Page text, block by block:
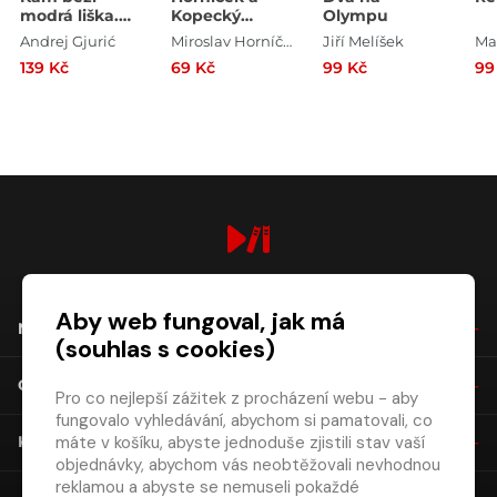
modrá liška.
Pohádkové
vyprávění z
Malé Strany
Andrej Gjurić
139 Kč
Kopecký
vzpomínají
Miroslav Horníček , Miloš Kopecký
69 Kč
Olympu
Jiří Melíšek
99 Kč
NÁKUP
O SPOLEČNOSTI
KONTAKT
Aby web fungoval, jak má
(souhlas s cookies)
Pro co nejlepší zážitek z procházení webu - aby
fungovalo vyhledávání, abychom si pamatovali, co
máte v košíku, abyste jednoduše zjistili stav vaší
objednávky, abychom vás neobtěžovali nevhodnou
reklamou a abyste se nemuseli pokaždé